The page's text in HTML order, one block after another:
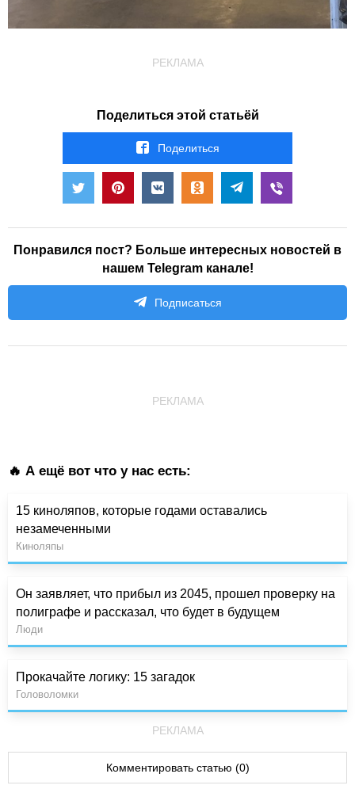
РЕКЛАМА
Поделиться этой статьёй
Поделиться
Понравился пост? Больше интересных новостей в
нашем Telegram канале!
Подписаться
РЕКЛАМА
🔥 А ещё вот что у нас есть:
15 киноляпов, которые годами оставались
незамеченными
Киноляпы
Он заявляет, что прибыл из 2045, прошел проверку на
полиграфе и рассказал, что будет в будущем
Люди
Прокачайте логику: 15 загадок
Головоломки
РЕКЛАМА
Комментировать статью (0)